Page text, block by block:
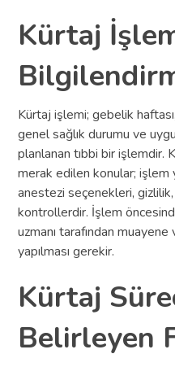
Kürtaj
Kürtaj işlemi; gebelik
genel sağlık durumu ve
planlanan tıbbi bir işlemdir.
merak edilen konular;
anestezi seçenekleri,
kontrollerdir. İşlem
uzmanı tarafından
yapılması gerekir.
Kürtaj
Belirleyen